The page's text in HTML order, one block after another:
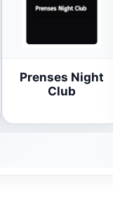
Prenses Night
Club